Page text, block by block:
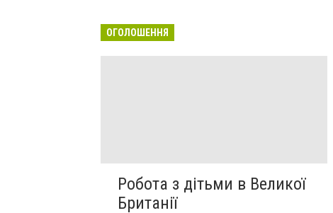
ОГОЛОШЕННЯ
Робота з дітьми в Великої
Британії